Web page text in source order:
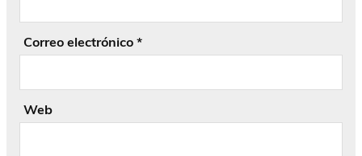
Correo electrónico *
Web